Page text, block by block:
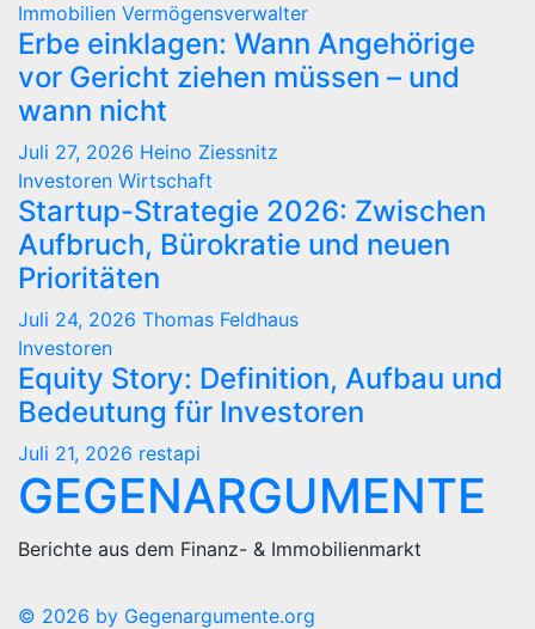
Immobilien Vermögensverwalter
Erbe einklagen: Wann Angehörige
vor Gericht ziehen müssen – und
wann nicht
Juli 27, 2026 Heino Ziessnitz
Investoren Wirtschaft
Startup-Strategie 2026: Zwischen
Aufbruch, Bürokratie und neuen
Prioritäten
Juli 24, 2026 Thomas Feldhaus
Investoren
Equity Story: Definition, Aufbau und
Bedeutung für Investoren
Juli 21, 2026 restapi
GEGENARGUMENTE
Berichte aus dem Finanz- & Immobilienmarkt
© 2026 by Gegenargumente.org